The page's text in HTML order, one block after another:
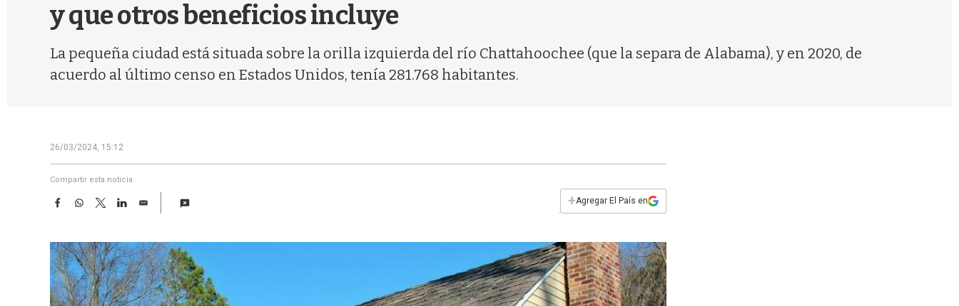
y que otros beneficios incluye
La pequeña ciudad está situada sobre la orilla izquierda del río Chattahoochee (que la separa de Alabama), y en 2020, de
acuerdo al último censo en Estados Unidos, tenía 281.768 habitantes.
26/03/2024, 15:12
Compartir esta noticia
F
e
b
o
o
k
W
t
s
A
p
p
T
w
t
t
e
r
L
k
e
d
I
n
E
i
l
+Agregar El País en